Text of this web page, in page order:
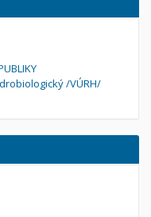
/VÚRH/